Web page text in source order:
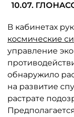
10.07.
В кабинетах
космические
управление
обнаружило
на развитие
растрате